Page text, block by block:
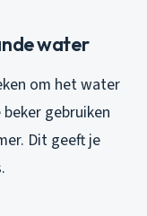
water
om het water
gebruiken
Dit geeft je